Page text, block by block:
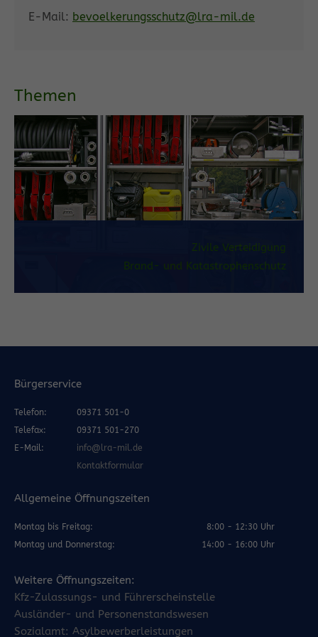
E-Mail: bevoelkerungsschutz@lra-mil.de
Themen
Zivile Verteidigung
Brand- und Katastrophenschutz
Bürgerservice
Telefon:
09371 501-0
Telefax:
09371 501-270
E-Mail:
info@lra-mil.de
Kontaktformular
Allgemeine Öffnungszeiten
Montag bis Freitag:
8:00 - 12:30 Uhr
Montag und Donnerstag:
14:00 - 16:00 Uhr
Weitere Öffnungszeiten:
Kfz-Zulassungs- und Führerscheinstelle
Ausländer- und Personenstandswesen
Sozialamt: Asylbewerberleistungen